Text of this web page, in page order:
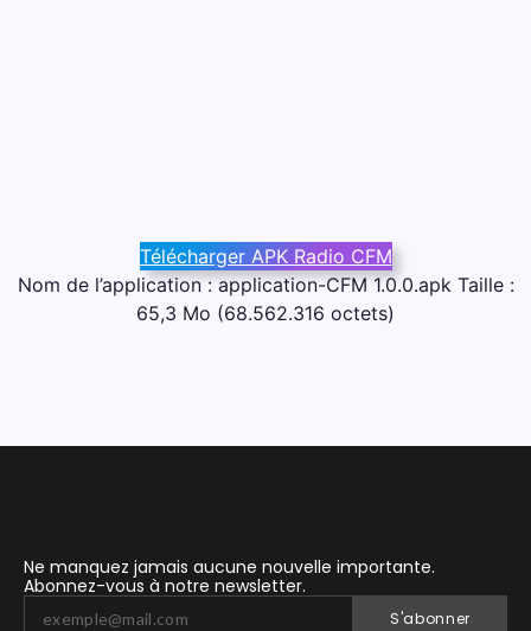
Télécharger APK Radio CFM
Nom de l’application : application-CFM 1.0.0.apk Taille :
65,3 Mo (68.562.316 octets)
Ne manquez jamais aucune nouvelle importante.
Abonnez-vous à notre newsletter.
S'abonner